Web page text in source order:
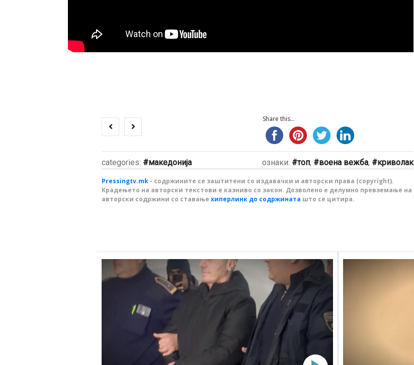
Share this...
categories: македонија ознаки: топ, воена вежба, криволак
Pressingtv.mk - содржините се заштитени со издавачки и авторски права (copyright).
Крадењето на авторски текстови е казниво со закон. Дозволено е делумно превземање на
авторски содржини со ставање хиперлинк до содржината што се цитира.